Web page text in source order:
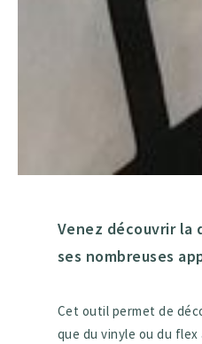
Venez découvrir la
ses nombreuses
Cet outil permet de
que du vinyle ou du